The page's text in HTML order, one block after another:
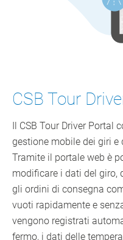
CSB Tour
Il CSB Tour Driver
gestione mobile dei giri e
Tramite il portale web è
modificare i dati del giro,
gli ordini di consegna
vuoti rapidamente e
vengono registrati
fermo, i dati delle